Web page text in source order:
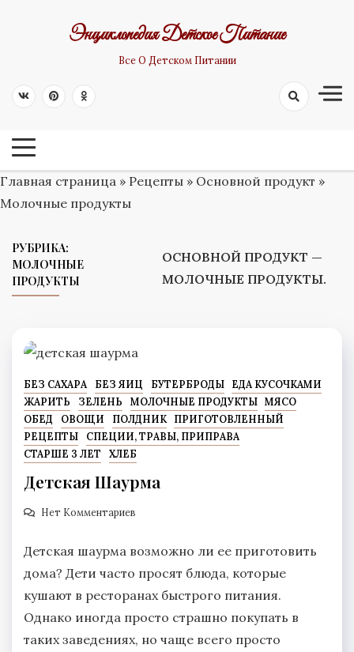
Энциклопедия Детское Питание
Все О Детском Питании
Главная страница » Рецепты » Основной продукт »
Молочные продукты
РУБРИКА:
МОЛОЧНЫЕ
ПРОДУКТЫ
ОСНОВНОЙ ПРОДУКТ —
МОЛОЧНЫЕ ПРОДУКТЫ.
БЕЗ САХАРА БЕЗ ЯИЦ БУТЕРБРОДЫ
ЕДА КУСОЧКАМИ
ЖАРИТЬ
ЗЕЛЕНЬ МОЛОЧНЫЕ ПРОДУКТЫ
МЯСО
ОБЕД
ОВОЩИ ПОЛДНИК
ПРИГОТОВЛЕННЫЙ
РЕЦЕПТЫ
СПЕЦИИ, ТРАВЫ, ПРИПРАВА
СТАРШЕ 3 ЛЕТ
ХЛЕБ
Детская Шаурма
Нет Комментариев
Детская шаурма возможно ли ее приготовить
дома? Дети часто просят блюда, которые
кушают в ресторанах быстрого питания.
Однако иногда просто страшно покупать в
таких заведениях, но чаще всего просто